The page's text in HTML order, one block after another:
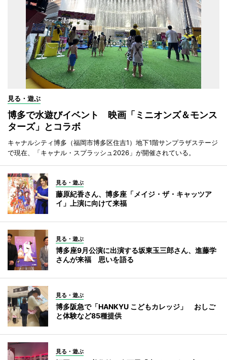
見る・遊ぶ
博多で水遊びイベント 映画「ミニオンズ＆モンス
ターズ」とコラボ
キャナルシティ博多（福岡市博多区住吉1）地下1階サンプラザステージ
で現在、「キャナル・スプラッシュ2026」が開催されている。
見る・遊ぶ
藤原紀香さん、博多座「メイジ・ザ・キャッツア
イ」上演に向けて来福
見る・遊ぶ
博多座9月公演に出演する坂東玉三郎さん、進藤学
さんが来福 思いを語る
見る・遊ぶ
博多阪急で「HANKYU こどもカレッジ」 おしご
と体験など85種提供
見る・遊ぶ